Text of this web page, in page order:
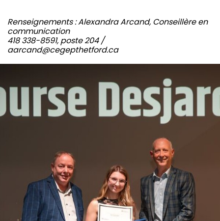
Renseignements : Alexandra Arcand, Conseillère en
communication
418 338-8591, poste 204 /
aarcand@cegepthetford.ca